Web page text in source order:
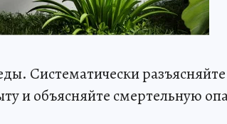
Систематически
и объясняйте смертельную